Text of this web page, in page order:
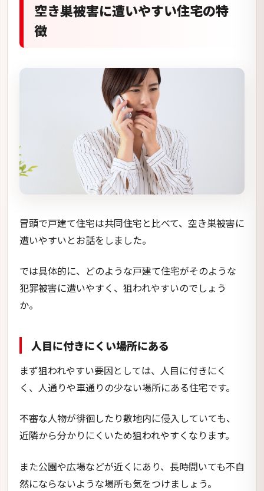
空き巣被害に遭いやすい住宅の特
徴
冒頭で戸建て住宅は共同住宅と比べて、空き巣被害に
遭いやすいとお話をしました。
では具体的に、どのような戸建て住宅がそのような
犯罪被害に遭いやすく、狙われやすいのでしょう
か。
人目に付きにくい場所にある
まず狙われやすい要因としては、人目に付きにく
く、人通りや車通りの少ない場所にある住宅です。
不審な人物が徘徊したり敷地内に侵入していても、
近隣から分かりにくいため狙われやすくなります。
また公園や広場などが近くにあり、長時間いても不自
然にならないような場所も気をつけましょう。